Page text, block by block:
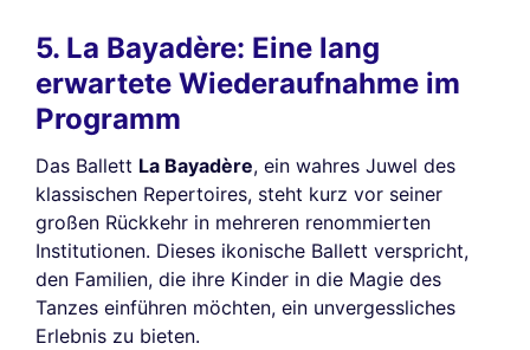
5. La Bayadère: Eine lang
erwartete Wiederaufnahme im
Programm
Das Ballett La Bayadère, ein wahres Juwel des
klassischen Repertoires, steht kurz vor seiner
großen Rückkehr in mehreren renommierten
Institutionen. Dieses ikonische Ballett verspricht,
den Familien, die ihre Kinder in die Magie des
Tanzes einführen möchten, ein unvergessliches
Erlebnis zu bieten.